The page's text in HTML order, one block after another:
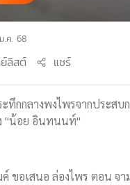
.ค. 68
ลิสต์ แชร์
ทึกกลางพงไพรจากประสบ
"น้อย อินทนนท์"
ขอเสนอ ล่องไพร ตอน จา